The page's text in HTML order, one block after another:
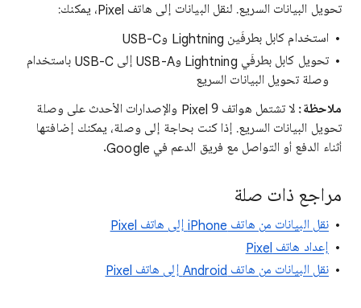
تحويل البيانات السريع. لنقل البيانات إلى هاتف Pixel، يمكنك:
استخدام كابل بطرفَين Lightning وUSB-C
تحويل كابل بطرفَي Lightning وUSB-A إلى USB-C باستخدام
وصلة تحويل البيانات السريع
ملاحظة:
لا تشتمل هواتف Pixel 9 والإصدارات الأحدث على وصلة
تحويل البيانات السريع. إذا كنت بحاجة إلى وصلة، يمكنك إضافتها
أثناء الدفع أو التواصل مع فريق الدعم في Google.
مراجع ذات صلة
نقل البيانات من هاتف iPhone إلى هاتف Pixel
إعداد هاتف Pixel
نقل البيانات من هاتف Android إلى هاتف Pixel